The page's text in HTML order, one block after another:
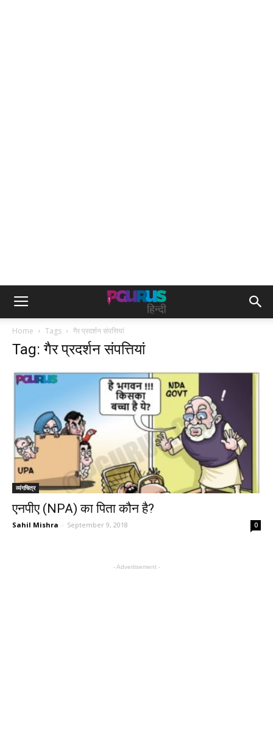
Home Tags गैर प्रदर्शन संपत्तियां
Tag: गैर प्रदर्शन संपत्तियां
व्यंगचित्र
एनपीए (NPA) का पिता कौन है?
Sahil Mishra - September 9, 2018 0
- Advertisement -